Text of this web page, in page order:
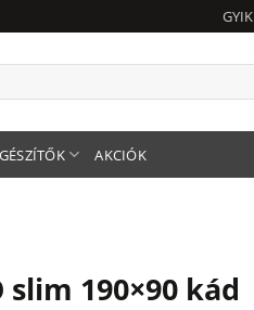
GYIK
AKCIÓK
slim 190×90 kád